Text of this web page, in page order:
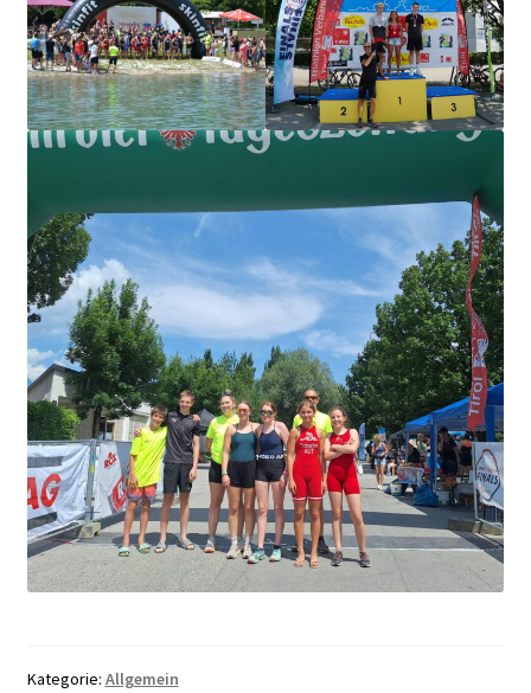
Kategorie: Allgemein